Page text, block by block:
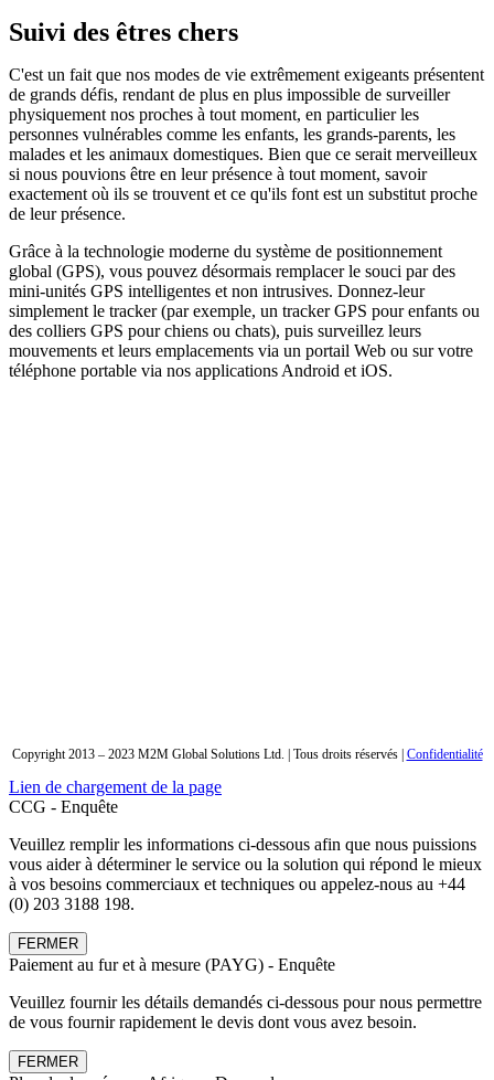
Suivi des êtres chers
C'est un fait que nos modes de vie extrêmement exigeants présentent
de grands défis, rendant de plus en plus impossible de surveiller
physiquement nos proches à tout moment, en particulier les
personnes vulnérables comme les enfants, les grands-parents, les
malades et les animaux domestiques. Bien que ce serait merveilleux
si nous pouvions être en leur présence à tout moment, savoir
exactement où ils se trouvent et ce qu'ils font est un substitut proche
de leur présence.
Grâce à la technologie moderne du système de positionnement
global (GPS), vous pouvez désormais remplacer le souci par des
mini-unités GPS intelligentes et non intrusives. Donnez-leur
simplement le tracker (par exemple, un tracker GPS pour enfants ou
des colliers GPS pour chiens ou chats), puis surveillez leurs
mouvements et leurs emplacements via un portail Web ou sur votre
téléphone portable via nos applications Android et iOS.
Copyright 2013 – 2023 M2M Global Solutions Ltd. | Tous droits réservés | Confidentialité
Lien de chargement de la page
CCG - Enquête
Veuillez remplir les informations ci-dessous afin que nous puissions
vous aider à déterminer le service ou la solution qui répond le mieux
à vos besoins commerciaux et techniques ou appelez-nous au +44
(0) 203 3188 198.
FERMER
Paiement au fur et à mesure (PAYG) - Enquête
Veuillez fournir les détails demandés ci-dessous pour nous permettre
de vous fournir rapidement le devis dont vous avez besoin.
FERMER